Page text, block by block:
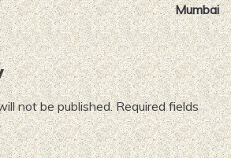
Mumbai
not be published. Required fields